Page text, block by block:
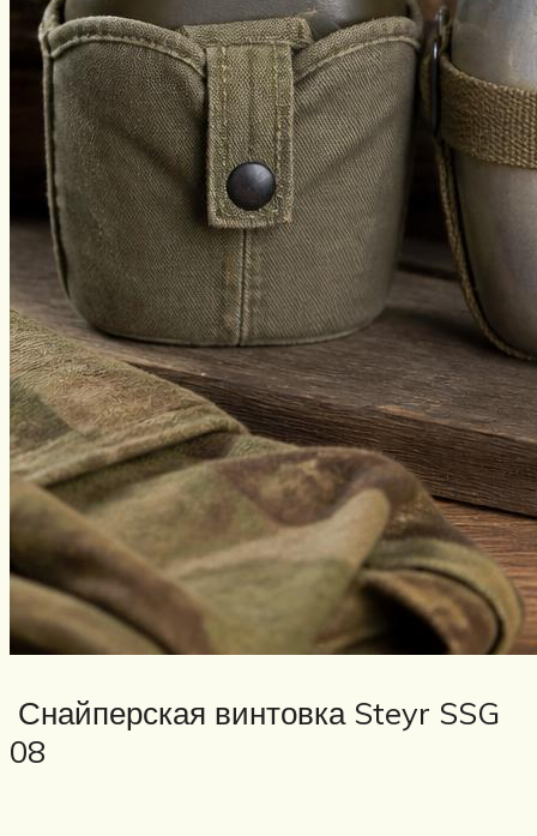
Снайперская винтовка Steyr SSG
08